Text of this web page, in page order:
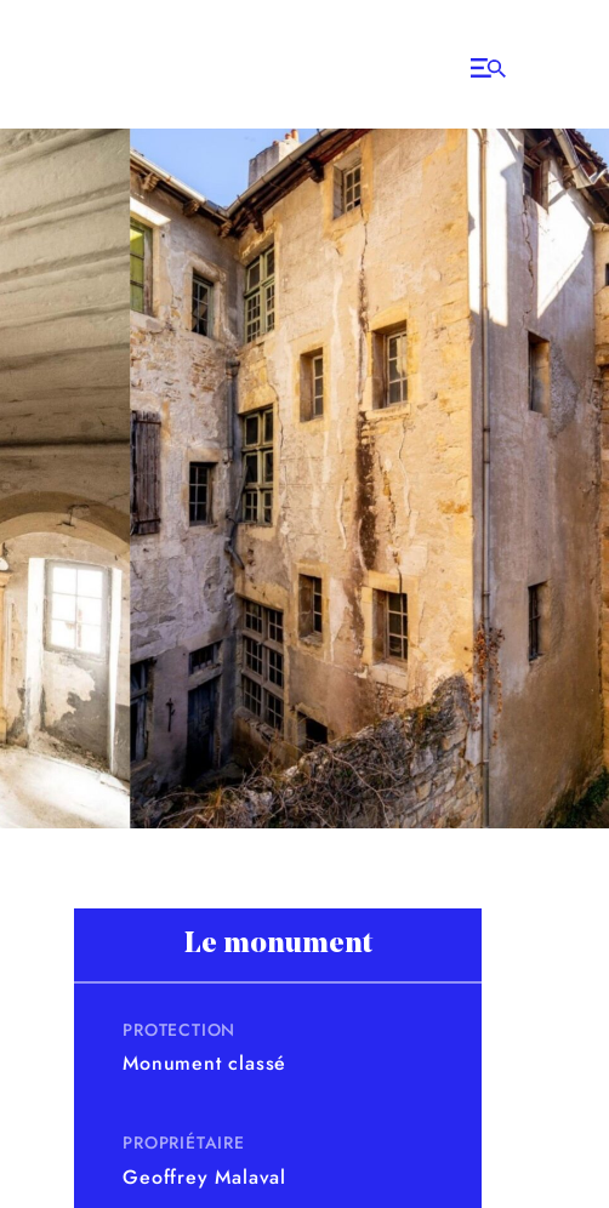
Le monument
PROTECTION
Monument classé
PROPRIÉTAIRE
Geoffrey Malaval